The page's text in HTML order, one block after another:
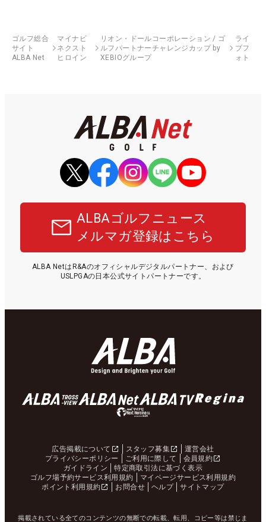
ゴルフ総合
サイト
ALBA Net
マイナビ
ネクスト
ヒロイン
リオン・ドールコーポレーション / ゴ
ルフパートナーチャレンジカップ by
XEBIOグループ
ライ
ブフ
ォト
ALBAゴルフニュース
メルマガ登録はこちら
ALBA NetはR&Aのオフィシャルデジタルパートナー、および
USLPGAの日本公式サイトパートナーです。
広告掲載について スタッフ募集
運営会社
プライバシーポリシー
ご利用に際して
会員規約
ガイドライン
特定商取引法に基づく表示
ゴルフ場予約サービス利用規約
マイページサービス利用規約
ポイント利用規約
お問合せ ヘルプ サイトマップ
掲載されている全てのコンテンツの無断での転載、転用、コピー等は禁じま